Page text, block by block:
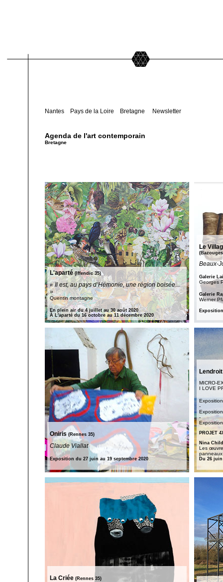
Nantes Pays de la Loire Bretagne Newsletter
Agenda de l'art contemporain
Bretagne
L'aparté(Iffendic 35)
« Il est, au pays d’Hémonie, une région boisée…
»
Quentin montagne
En plein air du 4 juillet au 30 août 2020
À L'aparté du 16 octobre au 11 décembre 2020
Le
Beaux-
Galerie
Georges
Galerie
Werner
Oniris (Rennes 35)
Claude Viallat
Exposition du 27 juin au 19 septembre 2020
MICRO-
I LOVE
-
-
PROJET
Nina
Les
Du 26
La Criée (Rennes 35)